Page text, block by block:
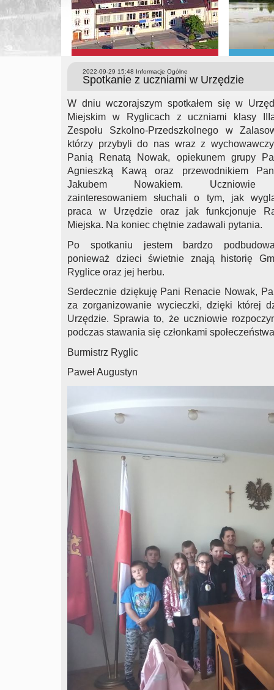
2022-09-29 15:48 Informacje Ogólne
Spotkanie z uczniami w Urzędzie
W dniu wczorajszym spotkałem się w
Miejskim w Ryglicach z uczniami klasy
Zespołu Szkolno-Przedszkolnego w
którzy przybyli do nas wraz z
Panią Renatą Nowak, opiekunem grupy
Agnieszką Kawą oraz przewodnikiem
Jakubem Nowakiem.
zainteresowaniem słuchali o tym, jak
praca w Urzędzie oraz jak funkcjonuje
Miejska. Na koniec chętnie zadawali pytania.
Po spotkaniu jestem bardzo
ponieważ dzieci świetnie znają historię
Ryglice oraz jej herbu.
Serdecznie dziękuję Pani Renacie Nowak,
za zorganizowanie wycieczki, dzięki której
Urzędzie. Sprawia to, że uczniowie
podczas stawania się członkami
Burmistrz Ryglic
Paweł Augustyn